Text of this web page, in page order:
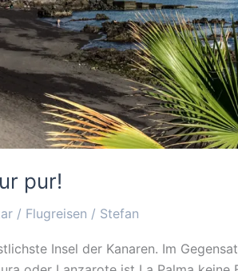
pur!
/ Flugreisen / Stefan
Insel der Kanaren. Im